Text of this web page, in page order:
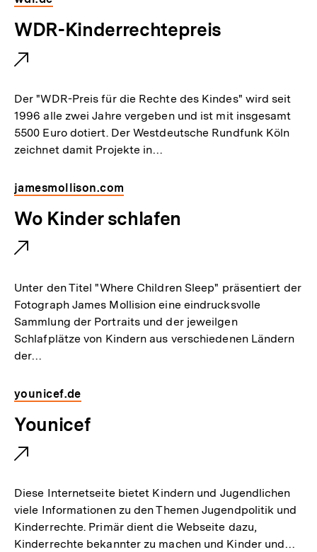
i
n
k
E
x
t
e
r
n
r
i
n
:
WDR-Kinderrechtepreis
Der "WDR-Preis für die Rechte des Kindes" wird seit
1996 alle zwei Jahre vergeben und ist mit insgesamt
5500 Euro dotiert. Der Westdeutsche Rundfunk Köln
zeichnet damit Projekte in…
jamesmollison.com
E
x
t
e
r
n
e
L
i
n
k
Wo Kinder schlafen
Unter den Titel "Where Children Sleep" präsentiert der
Fotograph James Mollision eine eindrucksvolle
Sammlung der Portraits und der jeweilgen
Schlafplätze von Kindern aus verschiedenen Ländern
der…
younicef.de
E
x
t
e
r
n
Younicef
Diese Internetseite bietet Kindern und Jugendlichen
viele Informationen zu den Themen Jugendpolitik und
Kinderrechte. Primär dient die Webseite dazu,
Kinderrechte bekannter zu machen und Kinder und…